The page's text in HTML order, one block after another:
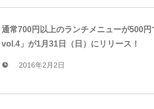
通常700円以上のランチメニューが500
vol.4」が1月31日（日）にリリース！
2016年2月2日